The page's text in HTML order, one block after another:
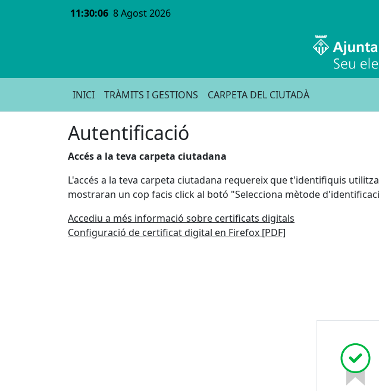
11:30:06 8 Agost 2026
INICI TRÀMITS I GESTIONS CARPETA DEL CIUTADÀ
Autentificació
Accés a la teva carpeta ciutadana
L'accés a la teva carpeta ciutadana requereix que t'identifiquis
mostraran un cop facis click al botó "Selecciona mètode
Accediu a més informació sobre certificats digitals
Configuració de certificat digital en Firefox [PDF]